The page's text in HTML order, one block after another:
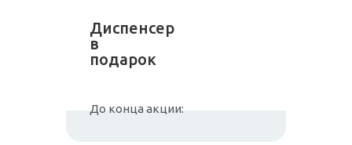
Диспенсер
в
подарок
До конца акции: